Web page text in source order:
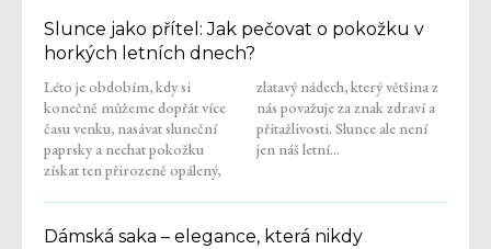
Slunce jako přítel: Jak pečovat o pokožku v
horkých letních dnech?
Léto je obdobím, kdy si
konečně můžeme dopřát více
času venku, nasávat sluneční
paprsky a nechat pokožku
získat ten přirozeně opálený,
zlatavý nádech, který většina z
nás považuje za znak zdraví a
přitažlivosti. Slunce ale není
jen náš letní...
Dámská saka – elegance, která nikdy